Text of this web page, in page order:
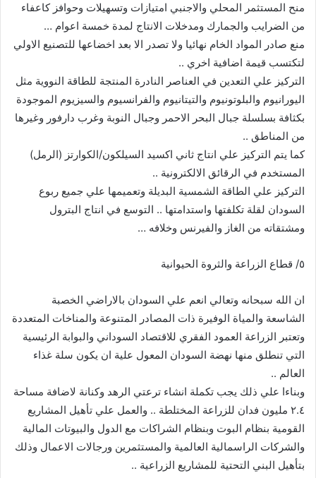
منح المستثمر المحلي والاجنبي امتيازات وتسهيلات وحوافز كاعفاء
من الضرايب والجمارك ومدخلات الانتاج لمدة خمسة اعوام …
منع صادر المواد الخام نهائيا ولا تصدر الا بعد اخضاعها للتصنيع الاولي
لتكتسب قيمة اضافية اخري ..
التركيز علي التعدين في العناصر النادرة المنتجة للطاقة النووية مثل
اليورانيوم والبلوتونيوم والتيتانيوم والفرانسيوم والسيزيوم الموجودة
بكثافة بسلسلة جبال البحر الاحمر وجبال النوبة وغرب دارفور وغيرها
من المناطق ..
كما يتم التركيز علي انتاج ثاني اكسيد السيلكون/الكوارتز (الرمل)
المستخدم في الرقائق الالكترونية ..
التركيز علي الطاقة الشمسية البديلة وتعميمها علي جميع ربوع
السودان لقلة تكلفتها واستدامتها .. التوسع في انتاج البترول
ومشتقاته من الغاز والفيرنس وخلافه …
٥/ قطاع الزراعة والثروة الحيوانية
ان الله سبحانه وتعالي انعم علي السودان بالاراضي الخصبة
الشاسعة والمياة الوفيرة ذات المصادر المتنوعة والمناخات المتعددة
وتعتبر الزراعة العمود الفقري للاقتصاد السوداني والبوابة الرئيسية
التي تنطلق منها نهضة السودان المعول علية ان يكون سلة غذاء
العالم ..
وبناءا علي ذلك يجب تكملة انشاء ترعتي الرهد وكنانة لاضافة مساحة
٢.٤ مليون فدان للزراعة المختلطة .. والعمل علي تأهيل المشاريع
القومية بنظام البوت وبنظام الشراكات مع الدول والبيوتات المالية
والشركات الراسمالية العالمية والمستثمرين ورجالات الاعمال وذلك
بتأهيل البني التحتية للمشاريع الزراعية ..